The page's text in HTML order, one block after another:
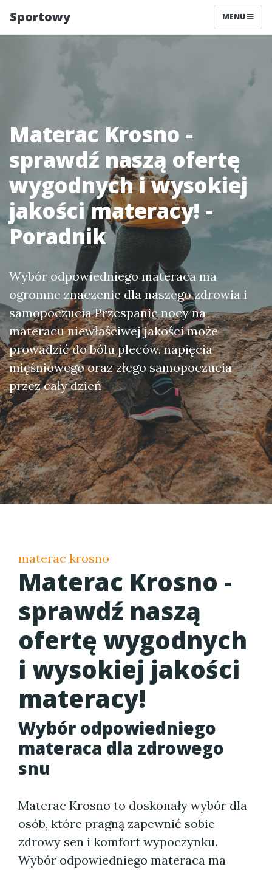
Sportowy MENU
Materac Krosno -
sprawdź naszą ofertę
wygodnych i wysokiej
jakości materacy! -
Poradnik
Wybór odpowiedniego materaca ma
ogromne znaczenie dla naszego zdrowia i
samopoczucia Przespanie nocy na
materacu niewłaściwej jakości może
prowadzić do bólu pleców, napięcia
mięśniowego oraz złego samopoczucia
przez cały dzień
materac krosno
Materac Krosno -
sprawdź naszą
ofertę wygodnych
i wysokiej jakości
materacy!
Wybór odpowiedniego
materaca dla zdrowego
snu
Materac Krosno to doskonały wybór dla
osób, które pragną zapewnić sobie
zdrowy sen i komfort wypoczynku.
Wybór odpowiedniego materaca ma